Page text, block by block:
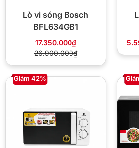
Lò vi sóng Bosch
BFL634GB1
17.350.000₫
26.900.000₫
Giảm 42%